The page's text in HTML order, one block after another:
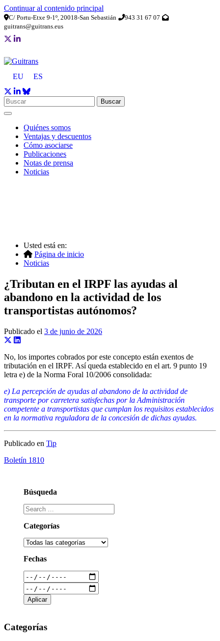
Continuar al contenido principal
C/ Portu-Etxe 9-1º, 20018-San Sebastián
943 31 67 07
guitrans@guitrans.eus
EU ES
Buscar
Quiénes somos
Ventajas y descuentos
Cómo asociarse
Publicaciones
Notas de prensa
Noticias
Usted está en:
Página de inicio
Noticias
¿Tributan en el IRPF las ayudas al
abandono en la actividad de los
transportistas autónomos?
Publicado el 3 de junio de 2026
No, los importes cobrados por este concepto están exentos de
tributación en el IRPF. Así queda establecido en el art. 9 punto 19
letra e) de la Norma Foral 10/2006 consolidada:
e) La percepción de ayudas al abandono de la actividad de
transporte por carretera satisfechas por la Administración
competente a transportistas que cumplan los requisitos establecidos
en la normativa reguladora de la concesión de dichas ayudas.
Publicado en Tip
Boletín 1810
Búsqueda
Categorías
Fechas
Categorías